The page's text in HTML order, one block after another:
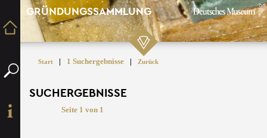
GRÜNDUNGSSAMMLUNG
Start | 1 Suchergebnisse | Zurück
SUCHERGEBNISSE
Seite 1 von 1